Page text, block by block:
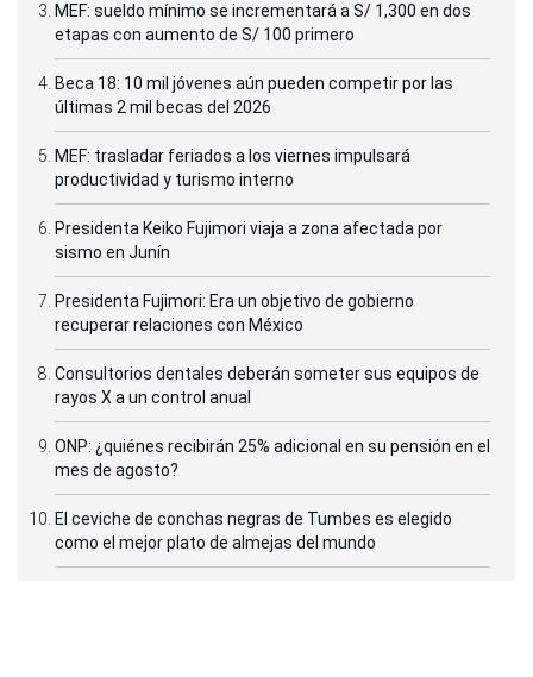
MEF: sueldo mínimo se incrementará a S/ 1,300 en dos
etapas con aumento de S/ 100 primero
Beca 18: 10 mil jóvenes aún pueden competir por las
últimas 2 mil becas del 2026
MEF: trasladar feriados a los viernes impulsará
productividad y turismo interno
Presidenta Keiko Fujimori viaja a zona afectada por
sismo en Junín
Presidenta Fujimori: Era un objetivo de gobierno
recuperar relaciones con México
Consultorios dentales deberán someter sus equipos de
rayos X a un control anual
ONP: ¿quiénes recibirán 25% adicional en su pensión en el
mes de agosto?
El ceviche de conchas negras de Tumbes es elegido
como el mejor plato de almejas del mundo